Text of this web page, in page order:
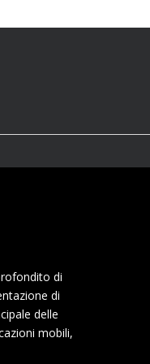
di
di
delle
mobili,